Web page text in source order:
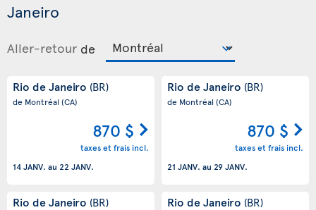
Janeiro
Aller-retour de
Rio de Janeiro (BR)
de Montréal(CA)
870 $
taxes et frais incl.
14 JANV. au 22 JANV.
Rio de Janeiro (BR)
de Montréal(CA)
870 $
taxes et frais incl.
21 JANV. au 29 JANV.
Rio de Janeiro (BR) Rio de Janeiro (BR)